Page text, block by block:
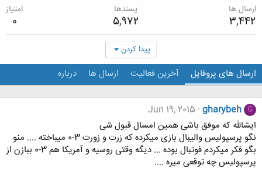
ارسال ها
3,442
پسندها
5,972
امتیاز
0
پیدا کردن
ارسال های پروفایل آخرین فعالیت ارسال ها درباره
G
gharybeh
Jun 19, 2015
ایشالله که موفق باشی همین امسال قبول شی
نگو پرسپولیس والیبال بازی میکرده که زرت و زورت 3-0 میباخته .... منو
بگو فکر میکردم فوتبال بوده ... دیگه وقتی روسیه و آمریکا هم 3-0 ببازن از
پرسپولیس چه توقعی میره ....